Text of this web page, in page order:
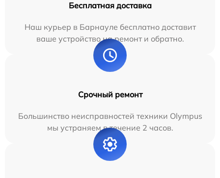
Бесплатная доставка
Наш курьер в Барнауле бесплатно доставит
ваше устройство на ремонт и обратно.
Срочный ремонт
Большинство неисправностей техники Olympus
мы устраняем в течение 2 часов.